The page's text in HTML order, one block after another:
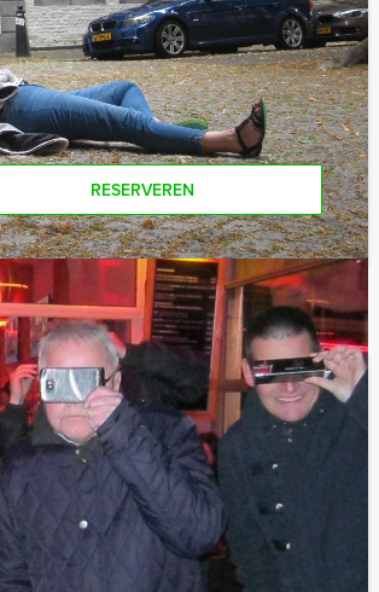
dit arrangement? Als u bereid
gewoon voor minder personen
RESERVEREN
Vanaf€ 27,50p.p. excl. BTW
u. Dordt Events organiseert het